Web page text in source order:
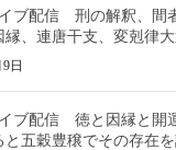
ブ配信 刑の解釈、間
縁、連唐干支、変剋律
日
ブ配信 徳と因縁と開
と五穀豊穣でその存在を